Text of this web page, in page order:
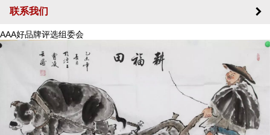
联系我们
AAA好品牌评选组委会